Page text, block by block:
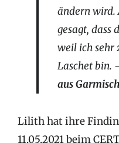
ändern wird.
gesagt, dass
weil ich
Laschet bin.
aus
Lilith hat ihre
11.05.2021 beim